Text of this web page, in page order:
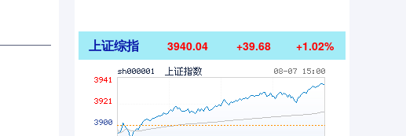
上证综指 3940.04 +39.68 +1.02%